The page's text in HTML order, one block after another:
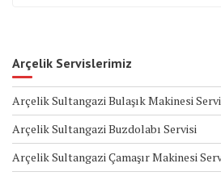
Arçelik Servislerimiz
Arçelik Sultangazi Bulaşık Makinesi
Arçelik Sultangazi Buzdolabı Servisi
Arçelik Sultangazi Çamaşır Makinesi